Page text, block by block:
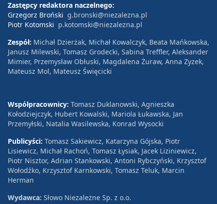
Zastępcy redaktora naczelnego:
Grzegorz Broński g.bronski@niezalezna.pl
Piotr Kotomski p.kotomski@niezalezna.pl
Zespół: Michał Dzierżak, Michał Kowalczyk, Beata Mańkowska,
Janusz Milewski, Tomasz Grodecki, Sabina Treffler, Aleksander
Mimier, Przemysław Obłuski, Magdalena Żuraw, Anna Zyzek,
Mateusz Mol, Mateusz Święcicki
Współpracownicy: Tomasz Duklanowski, Agnieszka
Kołodziejczyk, Hubert Kowalski, Mariola Łukawska, Jan
Przemyłski, Natalia Wasilewska, Konrad Wysocki
Publicyści: Tomasz Sakiewicz, Katarzyna Gójska, Piotr
Lisiewicz, Michał Rachoń, Tomasz Łysiak, Jacek Liziniewicz,
Piotr Nisztor, Adrian Stankowski, Antoni Rybczyński, Krzysztof
Wołodźko, Krzysztof Karnkowski, Tomasz Teluk, Marcin
Herman
Wydawca: Słowo Niezależne Sp. z o.o.